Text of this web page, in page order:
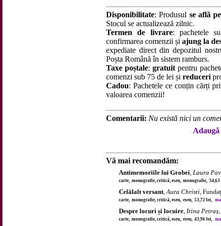
Disponibilitate: Produsul se află
Stocul se actualizează zilnic.
Termen de livrare: pachetele
confirmarea comenzii șiajung la
expediate direct din depozitul
Poșta Română în sistem ramburs.
Taxe poștale: gratuitpentru
comenzi sub 75 de lei și reduceri
Cadou: Pachetele ce conțin cărți
valoarea comenzii!
Comentarii: Nu există nici un
Vă mai recomandăm:
Antimemoriile lui Grobei, Laura
carte, monografie, critică, eseu, monografie,
Celălalt versant,Aura Christi,
carte, monografie, critică, eseu, eseu, 53,72 lei,
Despre locuri și locuire, Irina Petraș
carte, monografie, critică, eseu, eseu, 43,96 lei,